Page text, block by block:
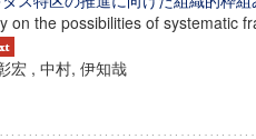
on the possibilities of systematic
宏 , 中村, 伊知哉